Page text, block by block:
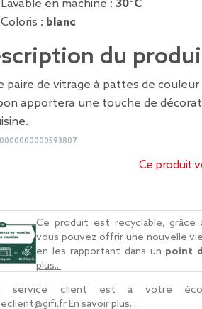
Lavable en machine : 30°C
Coloris : blanc
du
paire de vitrage à pattes de
apportera une touche de
Ce produit
Ce produit est recyclable, grâce
vous pouvez offrir une nouvelle
en les rapportant dans un point
plus....
service client est à votre
En savoir plus...